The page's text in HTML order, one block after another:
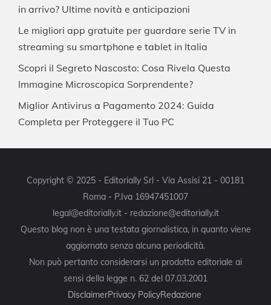
in arrivo? Ultime novità e anticipazioni
Le migliori app gratuite per guardare serie TV in
streaming su smartphone e tablet in Italia
Scopri il Segreto Nascosto: Cosa Rivela Questa
Immagine Microscopica Sorprendente?
Miglior Antivirus a Pagamento 2024: Guida
Completa per Proteggere il Tuo PC
Copyright © 2025 - Editorially Srl - Via Assisi 21 - 00181
Roma - P.Iva 16947451007
legal@editorially.it - redazione@editorially.it
Questo blog non è una testata giornalistica, in quanto viene
aggiornato senza alcuna periodicità.
Non può pertanto considerarsi un prodotto editoriale ai
sensi della legge n. 62 del 07.03.2001
DisclaimerPrivacy PolicyRedazione